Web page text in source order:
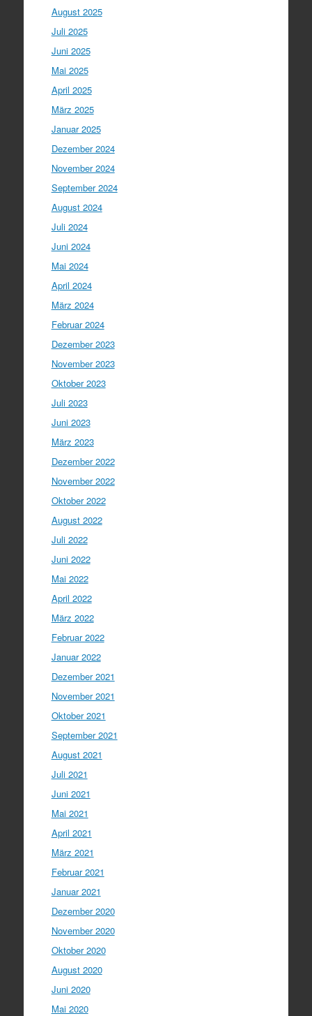
August 2025
Juli 2025
Juni 2025
Mai 2025
April 2025
März 2025
Januar 2025
Dezember 2024
November 2024
September 2024
August 2024
Juli 2024
Juni 2024
Mai 2024
April 2024
März 2024
Februar 2024
Dezember 2023
November 2023
Oktober 2023
Juli 2023
Juni 2023
März 2023
Dezember 2022
November 2022
Oktober 2022
August 2022
Juli 2022
Juni 2022
Mai 2022
April 2022
März 2022
Februar 2022
Januar 2022
Dezember 2021
November 2021
Oktober 2021
September 2021
August 2021
Juli 2021
Juni 2021
Mai 2021
April 2021
März 2021
Februar 2021
Januar 2021
Dezember 2020
November 2020
Oktober 2020
August 2020
Juni 2020
Mai 2020